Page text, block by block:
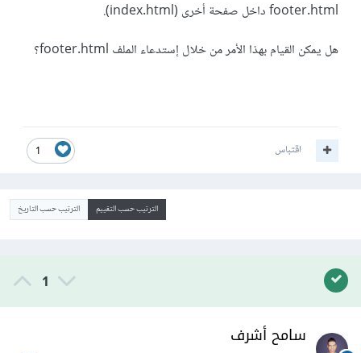
footer.html داخل صفحة أخرى (index.html).
هل يمكن القيام بهذا الأمر من خلال إستدعاء الملف footer.html؟
1 اقتباس
الترتيب حسب التقييم الترتيب حسب التاريخ
1
سامح أشرف